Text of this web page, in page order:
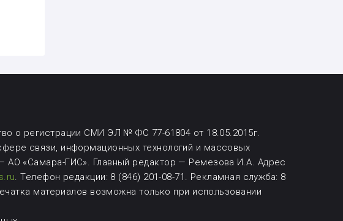
о регистрации СМИ ЭЛ № ФС 77-61804 от 18.05.2015г.
связи, информационных технологий и массовых
АО «Самара-ГИС». Главный редактор — Ремезова И.А. Адрес
.Телефон редакции: 8 (846) 201-08-71. Рекламная служба: 8
материалов возможнатолько при использовании